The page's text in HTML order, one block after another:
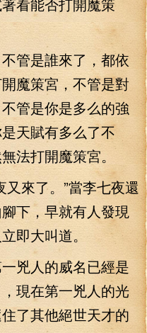
是誰來了，都依
魔策宮，不管是對
管是你是多么的強
天賦有多么了不
法打開魔策宮。
了。”當李七夜還
下，早就有人發現
即大叫道。
人的威名已經是
現在第一兇人的光
了其他絕世天才的